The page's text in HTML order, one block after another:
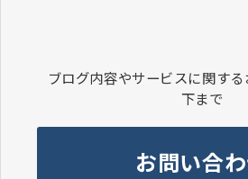
ブログ内容やサービスに関す
下まで
お問い合